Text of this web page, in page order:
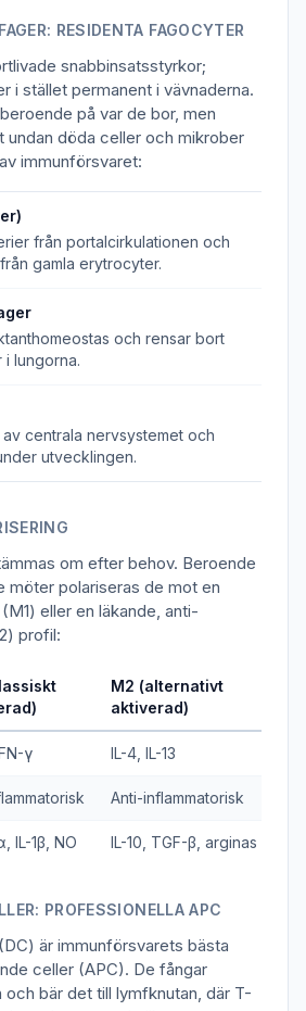
RESIDENTA FAGOCYTER
snabbinsatsstyrkor;
i stället permanent i vävnaderna.
på var de bor, men
undan döda celler och mikrober
immunförsvaret:
från portalcirkulationen och
gamla erytrocyter.
och rensar bort
i lungorna.
centrala nervsystemet och
utvecklingen.
om efter behov. Beroende
möter polariseras de mot en
eller en läkande, anti-
profil:
M2 (alternativt
aktiverad)
γ IL-4, IL-13
Anti-inflammatorisk
IL-1β, NO IL-10, TGF-β, arginas
PROFESSIONELLA APC
är immunförsvarets bästa
celler (APC). De fångar
och bär det till lymfknutan, där T-